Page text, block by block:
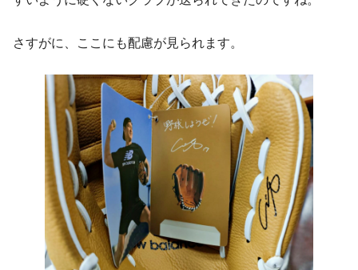
さすがに、ここにも配慮が見られます。